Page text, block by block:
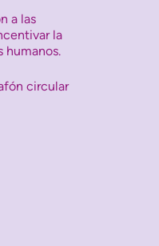
a las
la
humanos.
circular